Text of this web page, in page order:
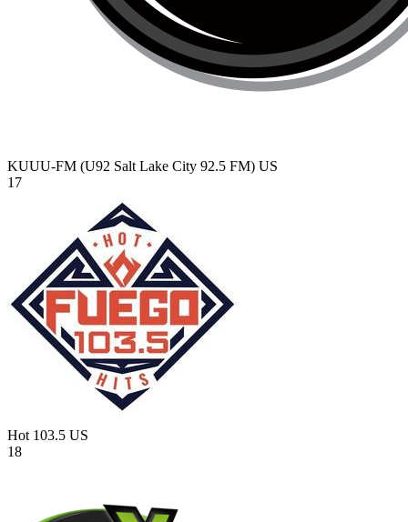
KUUU-FM (U92 Salt Lake City 92.5 FM) US
17
Hot 103.5 US
18